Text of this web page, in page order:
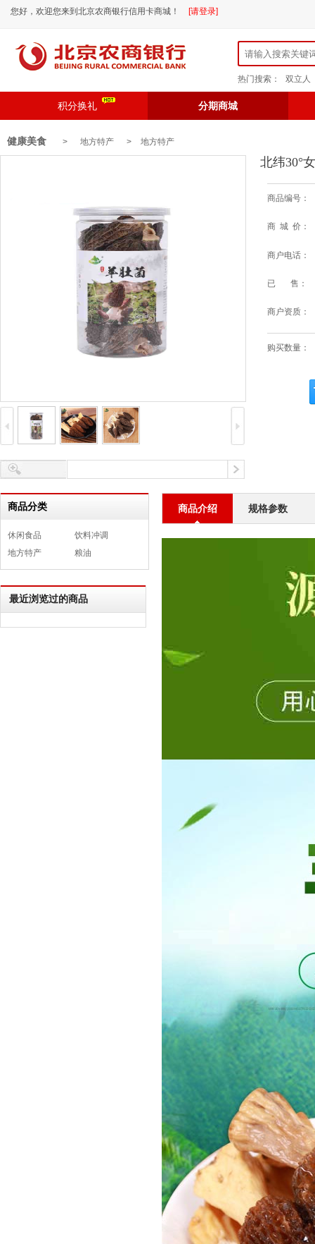
您好，欢迎您来到北京农商银行信用卡商城！ [请登录]
热门搜索： 双立人
积分换礼 分期商城
健康美食 > 地方特产 > 地方特产
北纬30°
商品编号：
商 城 价：
商户电话：
已 售：
商户资质：
购买数量：
商品分类
休闲食品
饮料冲调
地方特产
粮油
最近浏览过的商品
商品介绍 规格参数